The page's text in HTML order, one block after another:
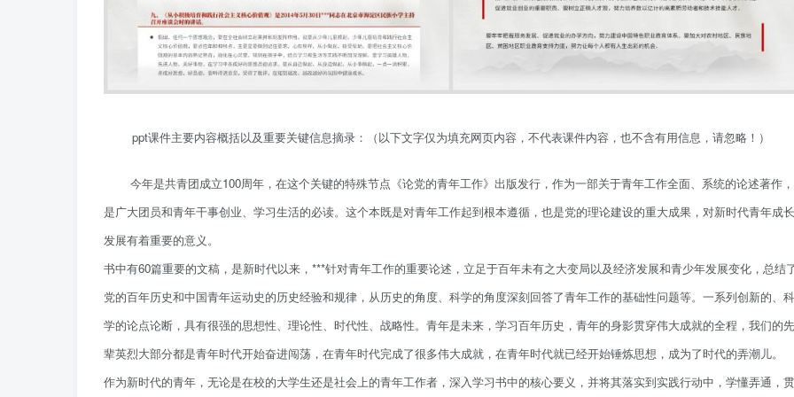
ppt课件主要内容概括以及重要关键信息摘录：（以下文字仅为填充网页内容，不代表课件内容，也不含有用信息，请忽略！）
今年是共青团成立100周年，在这个关键的特殊节点《论党的青年工作》出版发行，作为一部关于青年工作全面、系统的论述著作，
是广大团员和青年干事创业、学习生活的必读。这个本既是对青年工作起到根本遵循，也是党的理论建设的重大成果，对新时代青年成长
发展有着重要的意义。
书中有60篇重要的文稿，是新时代以来，***针对青年工作的重要论述，立足于百年未有之大变局以及经济发展和青少年发展变化，总结
党的百年历史和中国青年运动史的历史经验和规律，从历史的角度、科学的角度深刻回答了青年工作的基础性问题等。一系列创新的、科
学的论点论断，具有很强的思想性、理论性、时代性、战略性。青年是未来，学习百年历史，青年的身影贯穿伟大成就的全程，我们的先
辈英烈大部分都是青年时代开始奋进闯荡，在青年时代完成了很多伟大成就，在青年时代就已经开始锤炼思想，成为了时代的弄潮儿。
作为新时代的青年，无论是在校的大学生还是社会上的青年工作者，深入学习书中的核心要义，并将其落实到实践行动中，学懂弄通，贯